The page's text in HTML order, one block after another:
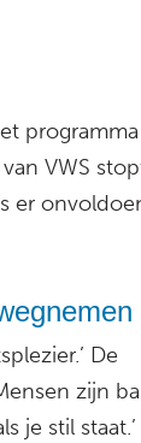
VWS
er
De
zijn
je stil staat.’